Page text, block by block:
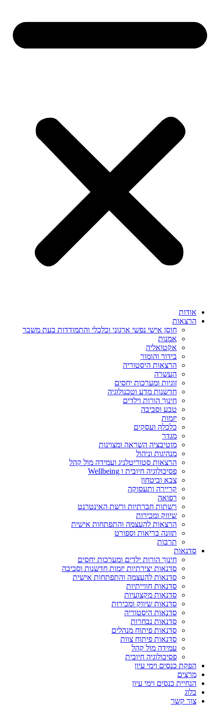
אודות
הרצאות
חוסן אישי נפשי ארגוני וכלכלי והתמודדות בעת משבר
אמנות
אקטואליה
בידור והומור
הרצאות היסטוריה
העשרה
זוגיות ומערכות יחסים
חדשנות מדע וטכנולוגיה
חינוך הורות וילדים
טבע וסביבה
יזמות
כלכלה ועסקים
מגדר
מוטיבציה השראה ומצוינות
מנהיגות וניהול
הרצאות סטוריטלניג ועמידה מול קהל
פסיכולוגיה חיובית ו Wellbeing
צבא וביטחון
קריירה ותעסוקה
רפואה
רשתות חברתיות ורשת האינטרנט
שיווק ומכירות
הרצאות להעצמה והתפתחות אישית
תזונה בריאות וספורט
תרבות
סדנאות
חינוך הורות ילדים ומערכות יחסים
סדנאות יצירתיות יזמות חדשנות וסביבה
סדנאות להעצמה והתפתחות אישית
סדנאות חווייתיות
סדנאות מקצועיות
סדנאות שיווק ומכירות
סדנאות היסטוריה
סדנאות נבחרות
סדנאות פיתוח מנהלים
סדנאות פיתוח צוות
עמידה מול קהל
פסיכולוגיה חיובית
הפקת כנסים וימי עיון
מרצים
הנחיית כנסים וימי עיון
בלוג
צור קשר